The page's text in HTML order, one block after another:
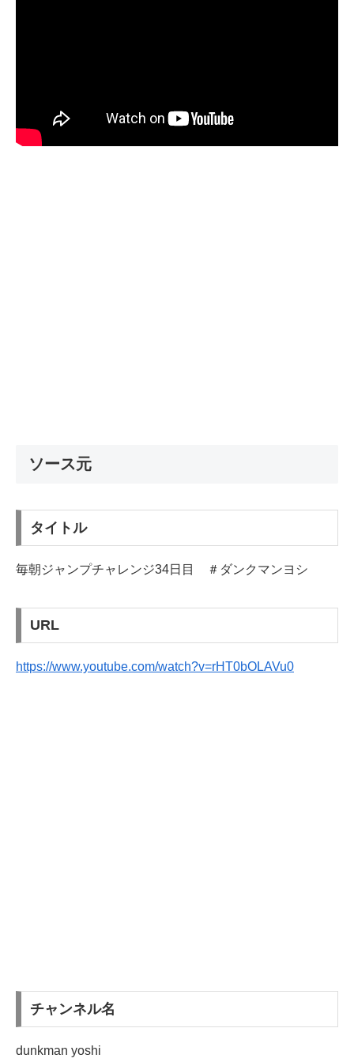
ソース元
タイトル
毎朝ジャンプチャレンジ34日目 ＃ダンクマンヨシ
URL
https://www.youtube.com/watch?v=rHT0bOLAVu0
チャンネル名
dunkman yoshi